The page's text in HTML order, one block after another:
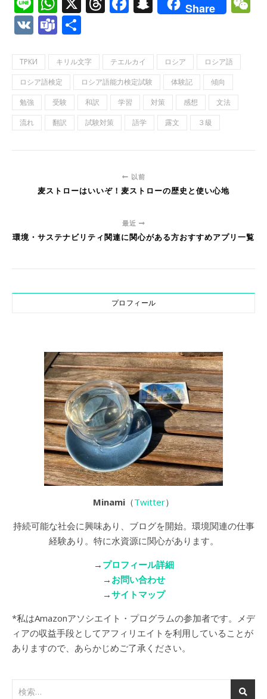
Share
VK Teams
ТРКИ キリル文字 テエルカイ ロシア
ロシア語
ロシア語検定
ロシア語能力検定試験 体験記
傾向
勉強
受験 和訳 学習 対策 感想
文法
流れ
翻訳 試験対策 語学 露文 ３級
以前
麦ストローはいいぞ！麦ストローの歴史と使い心地
最近
環境・サステナビリティ関連に関心がある方おすすめアプリ一覧
プロフィール
Minami （Twitter）
持続可能な社会に興味あり、ブログを開始。環境関連の仕事
経験あり。特に水資源に関心があります。
→ プロフィール詳細
→ お問い合わせ
→サイトマップ
*私はAmazonアソシエイト・プログラムの参加者です。メデ
ィアの収益手段としてアフィリエイトを利用していることが
ありますので、あらかじめご了承ください。